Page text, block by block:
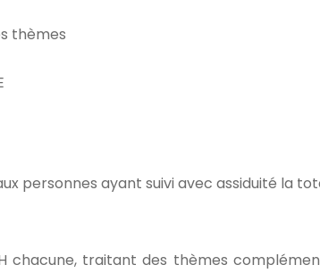
thèmes
personnes ayant suivi avec assiduité la
traitant des thèmes